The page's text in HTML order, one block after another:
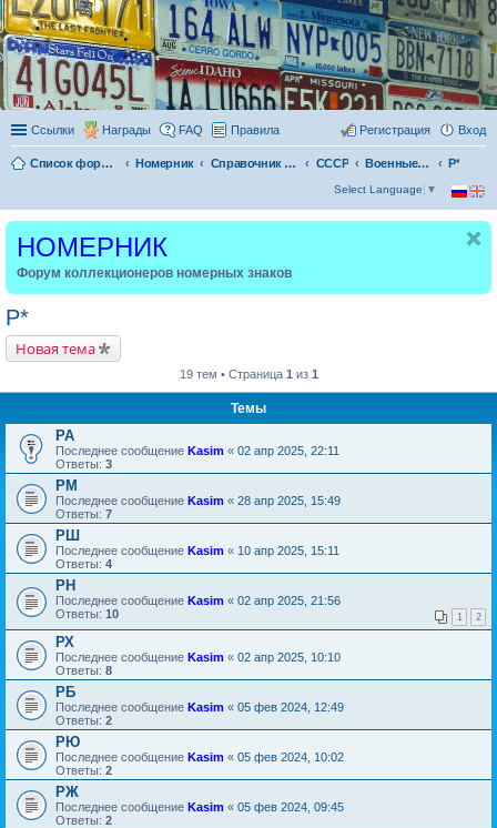
Ссылки Награды FAQ Правила Вход
Регистрация
Список форумов Номерник Справочник номерника СССР Военные номера СССР Р*
Select Language ▼
НОМЕРНИК
Форум коллекционеров номерных знаков
Р*
Новая тема
19 тем • Страница 1 из 1
Темы
РА
Последнее сообщение Kasim « 02 апр 2025, 22:11
Ответы: 3
РМ
Последнее сообщение Kasim « 28 апр 2025, 15:49
Ответы: 7
РШ
Последнее сообщение Kasim « 10 апр 2025, 15:11
Ответы: 4
РН
Последнее сообщение Kasim « 02 апр 2025, 21:56
Ответы: 10 1 2
РХ
Последнее сообщение Kasim « 02 апр 2025, 10:10
Ответы: 8
РБ
Последнее сообщение Kasim « 05 фев 2024, 12:49
Ответы: 2
РЮ
Последнее сообщение Kasim « 05 фев 2024, 10:02
Ответы: 2
РЖ
Последнее сообщение Kasim « 05 фев 2024, 09:45
Ответы: 2